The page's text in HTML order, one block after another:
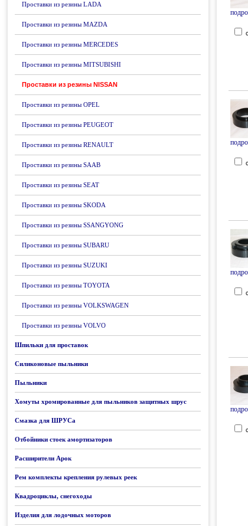
Проставки из резины LADA
Проставки из резины MAZDA
Проставки из резины MERCEDES
Проставки из резины MITSUBISHI
Проставки из резины NISSAN
Проставки из резины OPEL
Проставки из резины PEUGEOT
Проставки из резины RENAULT
Проставки из резины SAAB
Проставки из резины SEAT
Проставки из резины SKODA
Проставки из резины SSANGYONG
Проставки из резины SUBARU
Проставки из резины SUZUKI
Проставки из резины TOYOTA
Проставки из резины VOLKSWAGEN
Проставки из резины VOLVO
Шпильки для проставок
Силиконовые пыльники
Пыльники
Хомуты хромированные для пыльников защитных шрус
Смазка для ШРУСа
Отбойники стоек амортизаторов
Расширители Арок
Рем комплекты крепления рулевых реек
Квадроциклы, снегоходы
Изделия для лодочных моторов